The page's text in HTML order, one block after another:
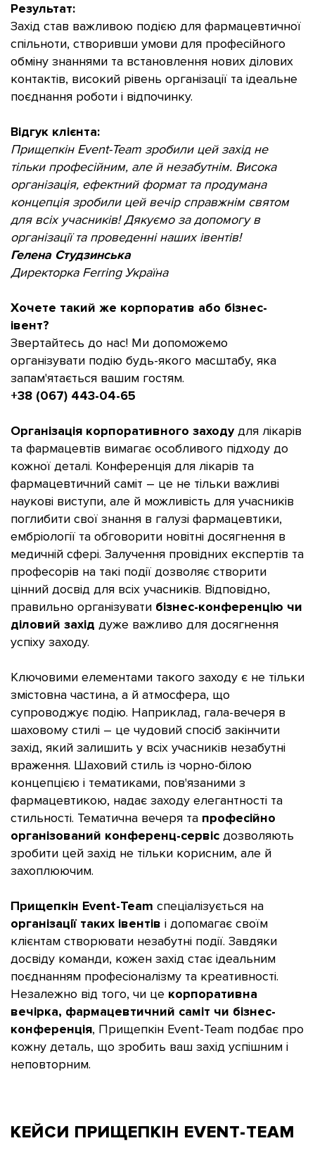
Результат:
Захід став важливою подією для фармацевтичної
спільноти, створивши умови для професійного
обміну знаннями та встановлення нових ділових
контактів, високий рівень організації та ідеальне
поєднання роботи і відпочинку.
Відгук клієнта:
Прищепкін Event-Team зробили цей захід не
тільки професійним, але й незабутнім. Висока
організація, ефектний формат та продумана
концепція зробили цей вечір справжнім святом
для всіх учасників! Дякуємо за допомогу в
організації та проведенні наших івентів!
Гелена Студзинська
Директорка Ferring Україна
Хочете такий же корпоратив або бізнес-
івент?
Звертайтесь до нас! Ми допоможемо
організувати подію будь-якого масштабу, яка
запам'ятається вашим гостям.
+38 (067) 443-04-65
Організація корпоративного заходудля лікарів
та фармацевтів вимагає особливого підходу до
кожної деталі. Конференція для лікарів та
фармацевтичний саміт – це не тільки важливі
наукові виступи, але й можливість для учасників
поглибити свої знання в галузі фармацевтики,
ембріології та обговорити новітні досягнення в
медичній сфері. Залучення провідних експертів та
професорів на такі події дозволяє створити
цінний досвід для всіх учасників. Відповідно,
правильно організувати бізнес-конференцію чи
діловий захід дуже важливо для досягнення
успіху заходу.
Ключовими елементами такого заходу є не тільки
змістовна частина, а й атмосфера, що
супроводжує подію. Наприклад, гала-вечеря в
шаховому стилі – це чудовий спосіб закінчити
захід, який залишить у всіх учасників незабутні
враження. Шаховий стиль із чорно-білою
концепцією і тематиками, пов'язаними з
фармацевтикою, надає заходу елегантності та
стильності. Тематична вечеря та професійно
організований конференц-сервіс дозволяють
зробити цей захід не тільки корисним, але й
захоплюючим.
Прищепкін Event-Team спеціалізується на
організації таких івентів і допомагає своїм
клієнтам створювати незабутні події. Завдяки
досвіду команди, кожен захід стає ідеальним
поєднанням професіоналізму та креативності.
Незалежно від того, чи це корпоративна
вечірка, фармацевтичний саміт чи бізнес-
конференція, Прищепкін Event-Team подбає про
кожну деталь, що зробить ваш захід успішним і
неповторним.
КЕЙСИ ПРИЩЕПКІН EVENT-TEAM